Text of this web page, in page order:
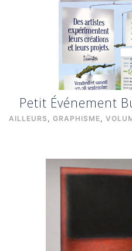
Petit Événement
AILLEURS , GRAPHISME,